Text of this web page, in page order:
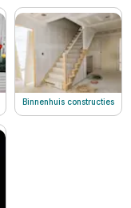
Binnenhuis constructies